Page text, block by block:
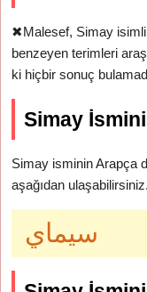
✖Malesef, Simay
benzeyen terimleri
ki hiçbir sonuç
Simay
Simay isminin Arapça
aşağıdan ulaşabilirsiniz.
سيماي